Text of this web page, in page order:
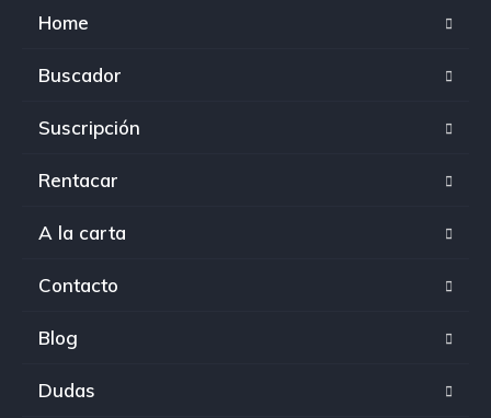
Home
Buscador
Suscripción
Rentacar
A la carta
Contacto
Blog
Dudas